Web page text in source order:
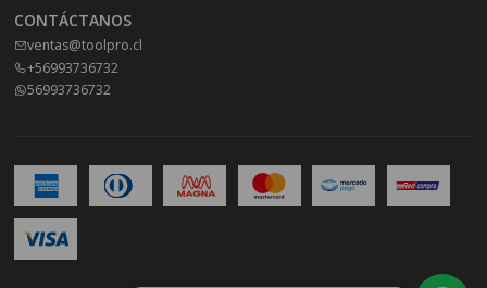
CONTÁCTANOS
ventas@toolpro.cl
+56993736732
56993736732